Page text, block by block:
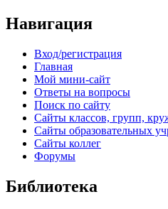
Навигация
Вход/регистрация
Главная
Мой мини-сайт
Ответы на вопросы
Поиск по сайту
Сайты классов, групп,
Сайты образовательных
Сайты коллег
Форумы
Библиотека